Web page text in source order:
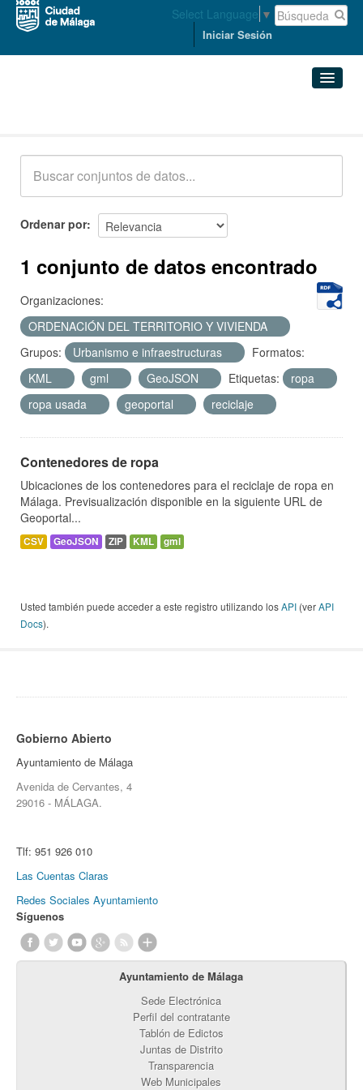
Select Language ▼
Iniciar Sesión
Acerca de
Ordenar por
1 conjunto de datos encontrado
Organizaciones:
ORDENACIÓN DEL TERRITORIO Y VIVIENDA
Grupos:
Urbanismo e infraestructuras
Formatos:
KML
gml GeoJSON Etiquetas:
ropa
ropa usada
geoportal reciclaje
Contenedores de ropa
Ubicaciones de los contenedores para el reciclaje de ropa en
Málaga. Previsualización disponible en la siguiente URL de
Geoportal...
CSV GeoJSON ZIP KML gml
Usted también puede acceder a este registro utilizando losAPI (verAPI
Docs).
Gobierno Abierto
Ayuntamiento de Málaga
Avenida de Cervantes, 4
29016 - MÁLAGA.
Tlf: 951 926 010
Las Cuentas Claras
Redes Sociales Ayuntamiento
Síguenos
Ayuntamiento de Málaga
Sede Electrónica
Perfil del contratante
Tablón de Edictos
Juntas de Distrito
Transparencia
Web Municipales